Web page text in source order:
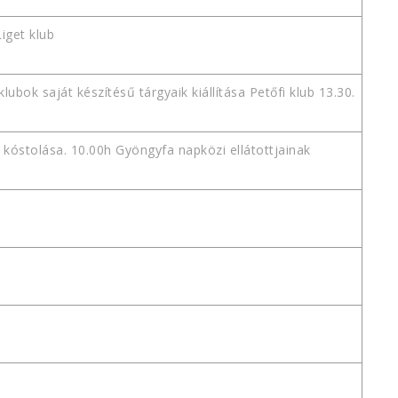
klub
saját készítésű tárgyaik kiállítása Petőfi klub 13.30.
10.00h Gyöngyfa napközi ellátottjainak